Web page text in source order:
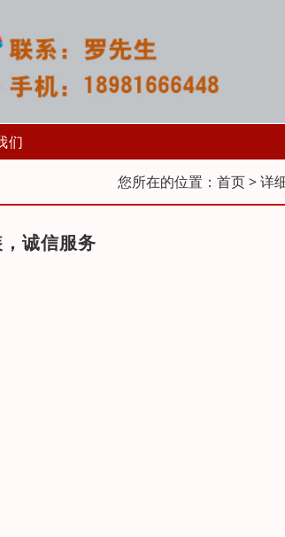
们
您所在的位置： 首页> 详
诚信服务